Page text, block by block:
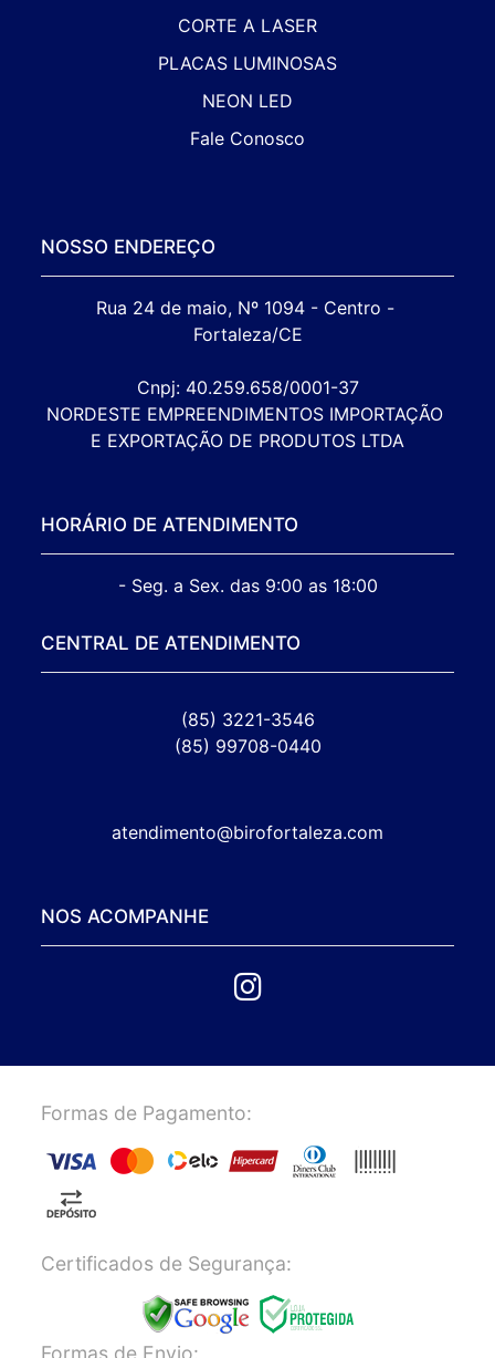
CORTE A LASER
PLACAS LUMINOSAS
NEON LED
Fale Conosco
NOSSO ENDEREÇO
Rua 24 de maio, Nº 1094 - Centro -
Fortaleza/CE
Cnpj: 40.259.658/0001-37
NORDESTE EMPREENDIMENTOS IMPORTAÇÃO
E EXPORTAÇÃO DE PRODUTOS LTDA
HORÁRIO DE ATENDIMENTO
- Seg. a Sex. das 9:00 as 18:00
CENTRAL DE ATENDIMENTO
(85) 3221-3546
(85) 99708-0440
atendimento@birofortaleza.com
NOS ACOMPANHE
Formas de Pagamento:
Certificados de Segurança:
Formas de Envio: